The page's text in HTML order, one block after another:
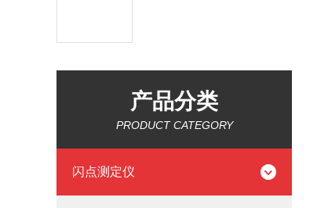
产品分类
PRODUCT CATEGORY
闪点测定仪